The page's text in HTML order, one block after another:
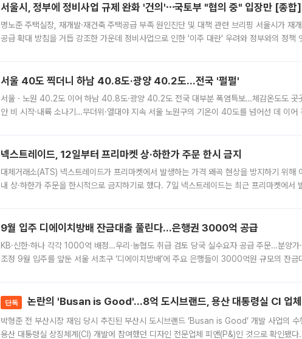
서울시, 정부에 정비사업 규제 완화 '건의'⋯국토부 "협의 중" 입장만 [종합]
명노준 주택실장, 재개발·재건축 주택공급 부족 원인진단 및 대책 관련 브리핑 서울시가 재
공급 확대 방침을 거듭 강조한 가운데 정비사업으로 인한 '이주 대란' 우려와 정부와의 정책
서울 40도 찍더니 하남 40.8도·광양 40.2도…전국 '펄펄'
서울ㆍ노원 40.2도 이어 하남 40.8도·광양 40.2도 전국 대부분 폭염특보…체감온도도 곳
안 비 시작·내륙 소나기…무더위·열대야 지속 서울 노원구의 기온이 40도를 넘어선 데 이어
넥스트레이드, 12일부터 프리마켓 상·하한가 주문 한시 금지
대체거래소(ATS) 넥스트레이드가 프리마켓에서 발생하는 가격 왜곡 현상을 방지하기 위해
내 상·하한가 주문을 한시적으로 금지하기로 했다. 7일 넥스트레이드는 최근 프리마켓에서
9월 입주 디에이치방배 잔금대출 풀린다…은행권 3000억 공급
KB·신한·하나 각각 1000억 배정…우리·농협도 취급 검토 당국 실수요자 공급 주문…분양가
조정 9월 입주를 앞둔 서울 서초구 ‘디에이치방배’에 주요 은행들이 3000억원 규모의 잔금
단독 논란의 'Busan is Good'…8억 도시브랜드, 용산 대통령실 CI 업체
박형준 전 부산시장 재임 당시 추진된 부산시 도시브랜드 ‘Busan is Good’ 개발 사업의 수
용산 대통령실 상징체계(CI) 개발에 참여했던 디자인 전문업체 피앤(P&)인 것으로 확인됐